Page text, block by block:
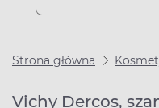
Strona główna
Vichy Dercos,